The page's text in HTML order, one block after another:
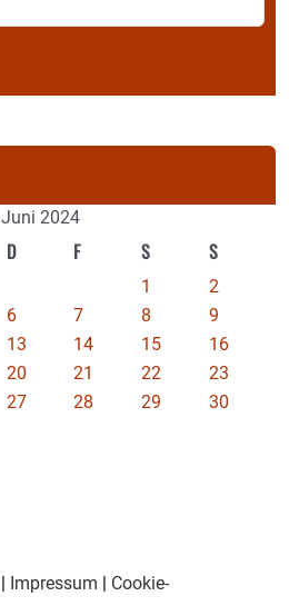
Juni 2024
D F S S
1
2
6 7 8
9
13 14 15
16
20 21 22
23
27 28 29
30
| Impressum | Cookie-